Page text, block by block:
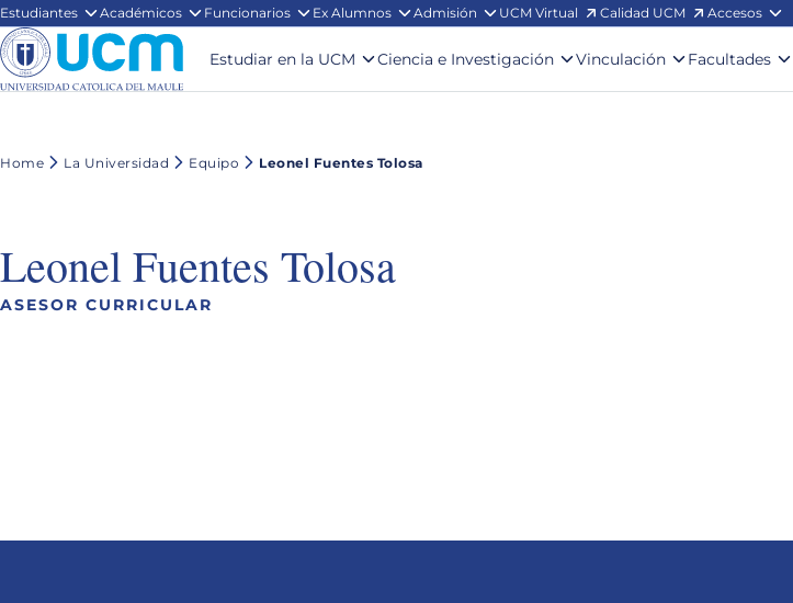
Estudiantes Académicos Funcionarios Ex Alumnos Admisión UCM Virtual Calidad UCM Accesos
Estudiar en la UCM Ciencia e Investigación Vinculación Facultades
Home La Universidad Equipo Leonel Fuentes Tolosa
Leonel Fuentes Tolosa
ASESOR CURRICULAR